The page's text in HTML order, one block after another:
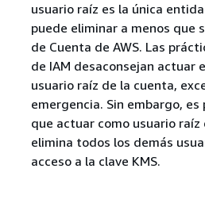
usuario raíz es la única
puede eliminar a menos que
de Cuenta de AWS. Las
de IAM desaconsejan actuar
usuario raíz de la cuenta,
emergencia. Sin embargo,
que actuar como usuario raíz
elimina todos los demás
acceso a la clave KMS.